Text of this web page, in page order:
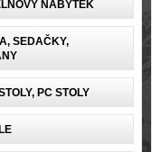
NÁBYTEK
SEDAČKY,
PC STOLY